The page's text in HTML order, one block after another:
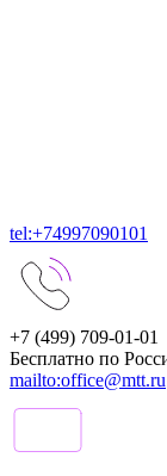
tel:+74997090101
+7 (499) 709-01-01
Бесплатно по
mailto:office@mtt.ru